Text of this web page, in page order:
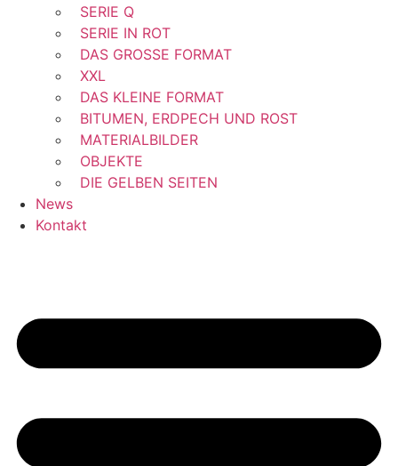
SERIE Q
SERIE IN ROT
DAS GROSSE FORMAT
XXL
DAS KLEINE FORMAT
BITUMEN, ERDPECH UND ROST
MATERIALBILDER
OBJEKTE
DIE GELBEN SEITEN
News
Kontakt